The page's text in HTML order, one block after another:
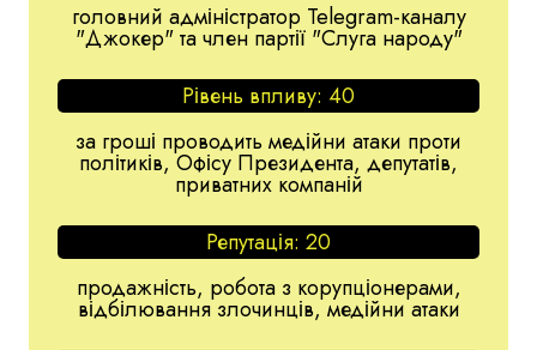
головний адміністратор Telegram-каналу
"Джокер" та член партії "Слуга народу"
Рівень впливу: 40
за гроші проводить медійни атаки проти
політиків, Офісу Президента, депутатів,
приватних компаній
Репутація: 20
продажність, робота з корупціонерами,
відбілювання злочинців, медійни атаки